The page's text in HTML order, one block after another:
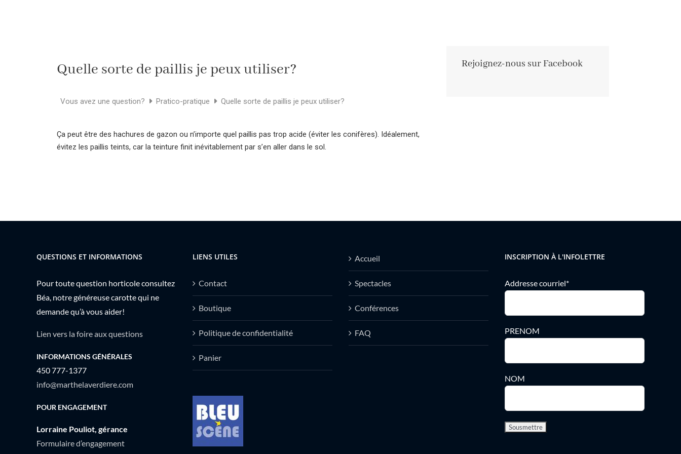
Quelle sorte de paillis je peux utiliser?
Vous avez une question? Pratico-pratique Quelle sorte de paillis je peux utiliser?
Ça peut être des hachures de gazon ou n’importe quel paillis pas trop acide (éviter les conifères). Idéalement,
évitez les paillis teints, car la teinture finit inévitablement par s’en aller dans le sol.
Rejoignez-nous sur Facebook
QUESTIONS ET INFORMATIONS
Pour toute question horticole consultez
Béa, notre généreuse carotte qui ne
demande qu’à vous aider!
Lien vers la foire aux questions
INFORMATIONS GÉNÉRALES
450 777-1377
info@marthelaverdiere.com
POUR ENGAGEMENT
Lorraine Pouliot, gérance
Formulaire d’engagement
LIENS UTILES
Contact
Boutique
Politique de confidentialité
Panier
Accueil
Spectacles
Conférences
FAQ
INSCRIPTION À L'INFOLETTRE
Addresse courriel*
PRENOM
NOM